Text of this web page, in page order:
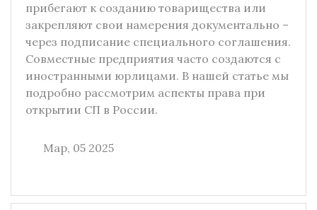
прибегают к созданию товарищества или
закрепляют свои намерения документально –
через подписание специального соглашения.
Совместные предприятия часто создаются с
иностранными юрлицами. В нашей статье мы
подробно рассмотрим аспекты права при
открытии СП в России.
Мар, 05 2025